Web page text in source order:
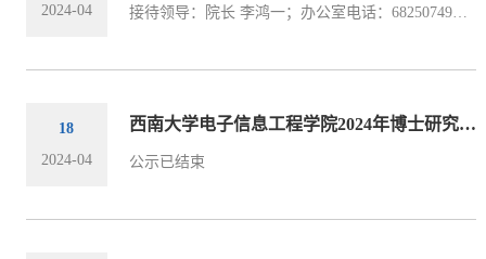
2024-04
接待领导：院长 李鸿一；办公室电话：68250749；办公邮箱：lihongyi2009@swu.edu.cn接待时间：2024年4月25日（周四）14:30 —— 18:00接待地点：电子信息工程学院（42教楼）227
18
2024-04
西南大学电子信息工程学院2024年博士研究生招生参加综合考核考生名单公示表
公示已结束